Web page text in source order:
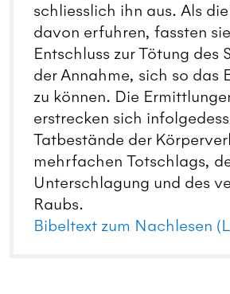
schliesslich ihn aus. Als
davon erfuhren, fassten
Entschluss zur Tötung des
der Annahme, sich so das
zu können. Die
erstrecken sich
Tatbestände der
mehrfachen Totschlags,
Unterschlagung und des
Raubs.
Bibeltext zum Nachlesen